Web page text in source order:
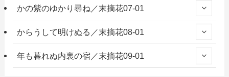
かの紫のゆかり尋ね／末摘花07-01
からうして明けぬる／末摘花08-01
年も暮れぬ内裏の宿／末摘花09-01